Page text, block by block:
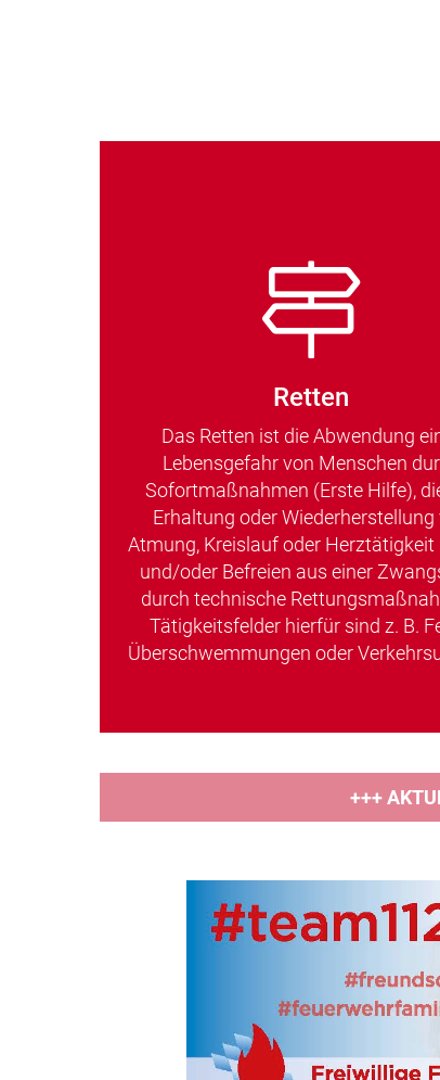
Retten
Das Retten ist die Abwendung
Lebensgefahr von Menschen
Sofortmaßnahmen (Erste Hilfe),
Erhaltung oder Wiederherstellung
Atmung, Kreislauf oder Herztätigkeit
und/oder Befreien aus einer
durch technische
Tätigkeitsfelder hierfür sind z. B.
Überschwemmungen oder
+++